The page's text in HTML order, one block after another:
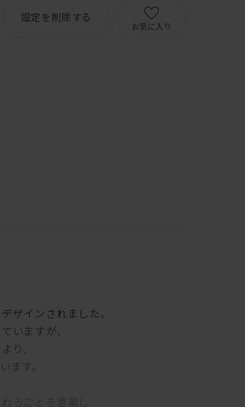
設定を削除する
お気に入り
ザインされました。
いますが、
り、
ます。